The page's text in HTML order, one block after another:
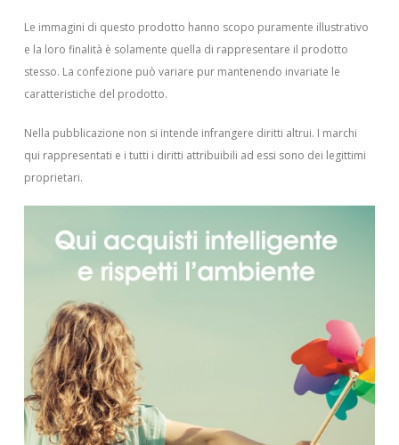
Le immagini di questo prodotto hanno scopo puramente illustrativo
e la loro finalità è solamente quella di rappresentare il prodotto
stesso. La confezione può variare pur mantenendo invariate le
caratteristiche del prodotto.
Nella pubblicazione non si intende infrangere diritti altrui. I marchi
qui rappresentati e i tutti i diritti attribuibili ad essi sono dei legittimi
proprietari.